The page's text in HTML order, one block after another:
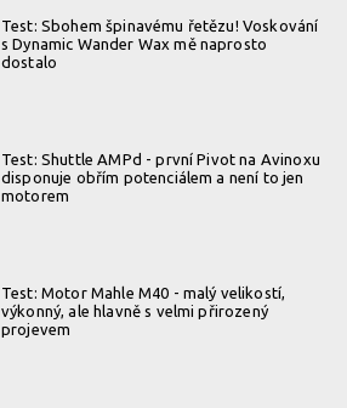
Test: Sbohem špinavému řetězu! Voskování
s Dynamic Wander Wax mě naprosto
dostalo
Test: Shuttle AMPd - první Pivot na Avinoxu
disponuje obřím potenciálem a není to jen
motorem
Test: Motor Mahle M40 - malý velikostí,
výkonný, ale hlavně s velmi přirozený
projevem